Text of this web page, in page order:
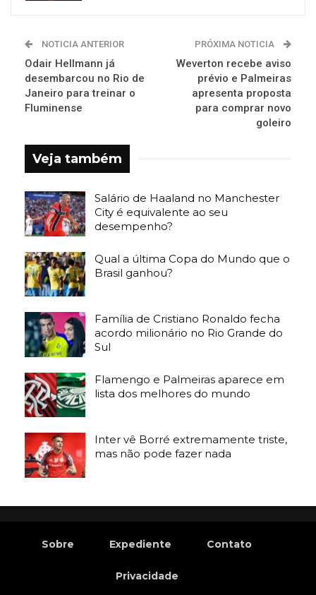
NOTICIA ANTERIOR
Odair Hellmann já
desembarcou no Rio de
Janeiro para treinar o
Fluminense
PRÓXIMA NOTICIA
Weverton recebe aviso
prévio e Palmeiras
apresenta proposta
para comprar novo
goleiro
Veja também
Salário de Haaland no Manchester
City é equivalente ao seu
desempenho?
Qual a última Copa do Mundo que o
Brasil ganhou?
Família de Cristiano Ronaldo fecha
acordo milionário no Rio Grande do
Sul
Flamengo e Palmeiras aparece em
lista dos melhores do mundo
Inter vê Borré extremamente triste,
mas não pode fazer nada
Sobre Expediente Contato
Privacidade